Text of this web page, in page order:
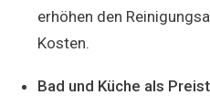
erhöhen den
Kosten.
Bad und Küche als